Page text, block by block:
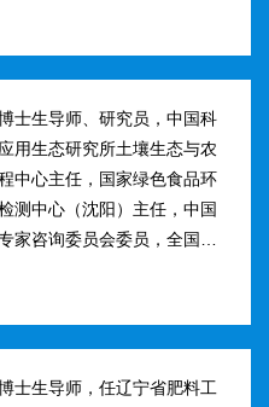
士生导师、研究员，中国科
用生态研究所土壤生态与农
中心主任，国家绿色食品环
测中心（沈阳）主任，中国
家咨询委员会委员，全国肥
型缓控释肥料研制；土壤...
士生导师，任辽宁省肥料工